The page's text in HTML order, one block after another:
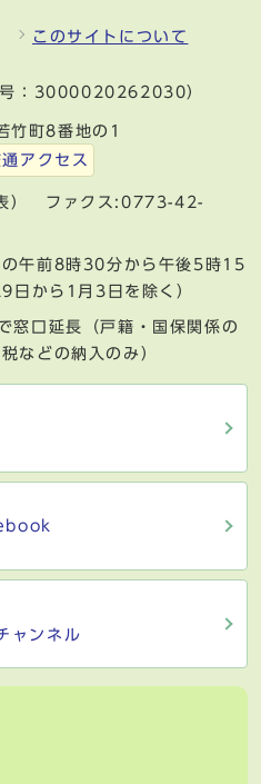
このサイトについて
号：3000020262030）
竹町8番地の1
アクセス
表） ファクス:0773-42-
午前8時30分から午後5時15
日から1月3日を除く）
窓口延長（戸籍・国保関係の
などの納入のみ）
ャンネル